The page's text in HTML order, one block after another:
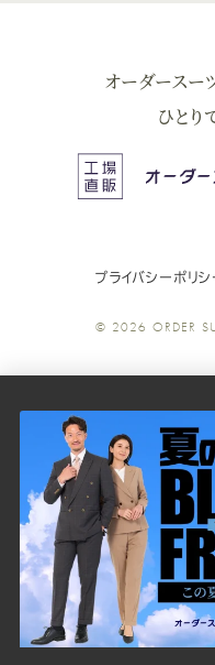
ー
ス
ツ
の
公
式
オーダースー
ひとり
プライバシーポリシ
© 2026 ORDER